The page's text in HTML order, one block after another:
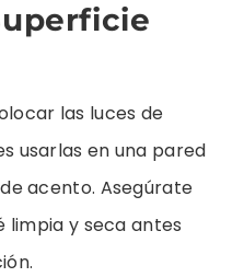
las luces de
usarlas en una pared
acento. Asegúrate
limpia y seca antes